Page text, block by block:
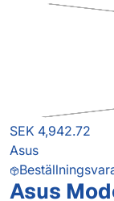
SEK 4,942.72
Asus
Asus